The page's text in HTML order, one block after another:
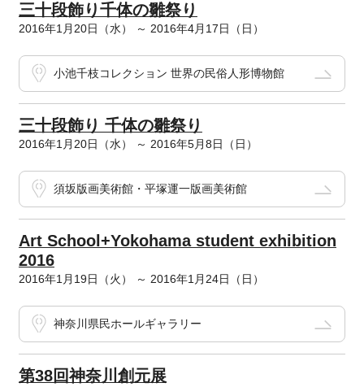
三十段飾り千体の雛祭り
2016年1月20日（水） ～ 2016年4月17日（日）
小池千枝コレクション 世界の民俗人形博物館
三十段飾り 千体の雛祭り
2016年1月20日（水） ～ 2016年5月8日（日）
須坂版画美術館・平塚運一版画美術館
Art School+Yokohama student exhibition
2016
2016年1月19日（火） ～ 2016年1月24日（日）
神奈川県民ホールギャラリー
第38回神奈川創元展